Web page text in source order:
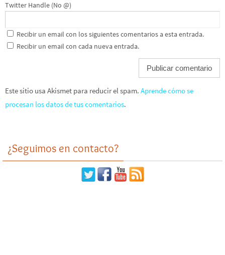
Twitter Handle (No @)
Recibir un email con los siguientes comentarios a esta entrada.
Recibir un email con cada nueva entrada.
Este sitio usa Akismet para reducir el spam. Aprende cómo se
procesan los datos de tus comentarios.
¿Seguimos en contacto?